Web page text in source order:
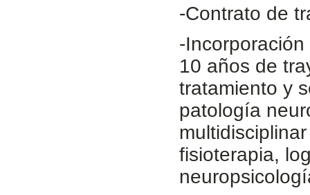
-Contrato de
-
10 años de
tratamiento y
patología
fisioterapia,